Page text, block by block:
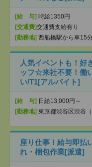
[給 与] 時給1350円
[交通費]交通費支給有り
[勤務地] 西船橋駅から車15
人気イベントも！好
ッフ☆来社不要！働
い/T1[アルバイト]
[給 与] 日給13,000円～
[勤務地] 東京都渋谷区渋谷
座り仕事！給与即払
れ・梱包作業[派遣]